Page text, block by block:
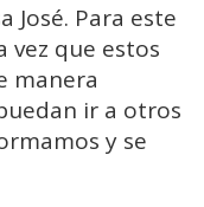
José. Para este
vez que estos
manera
ir a otros
y se